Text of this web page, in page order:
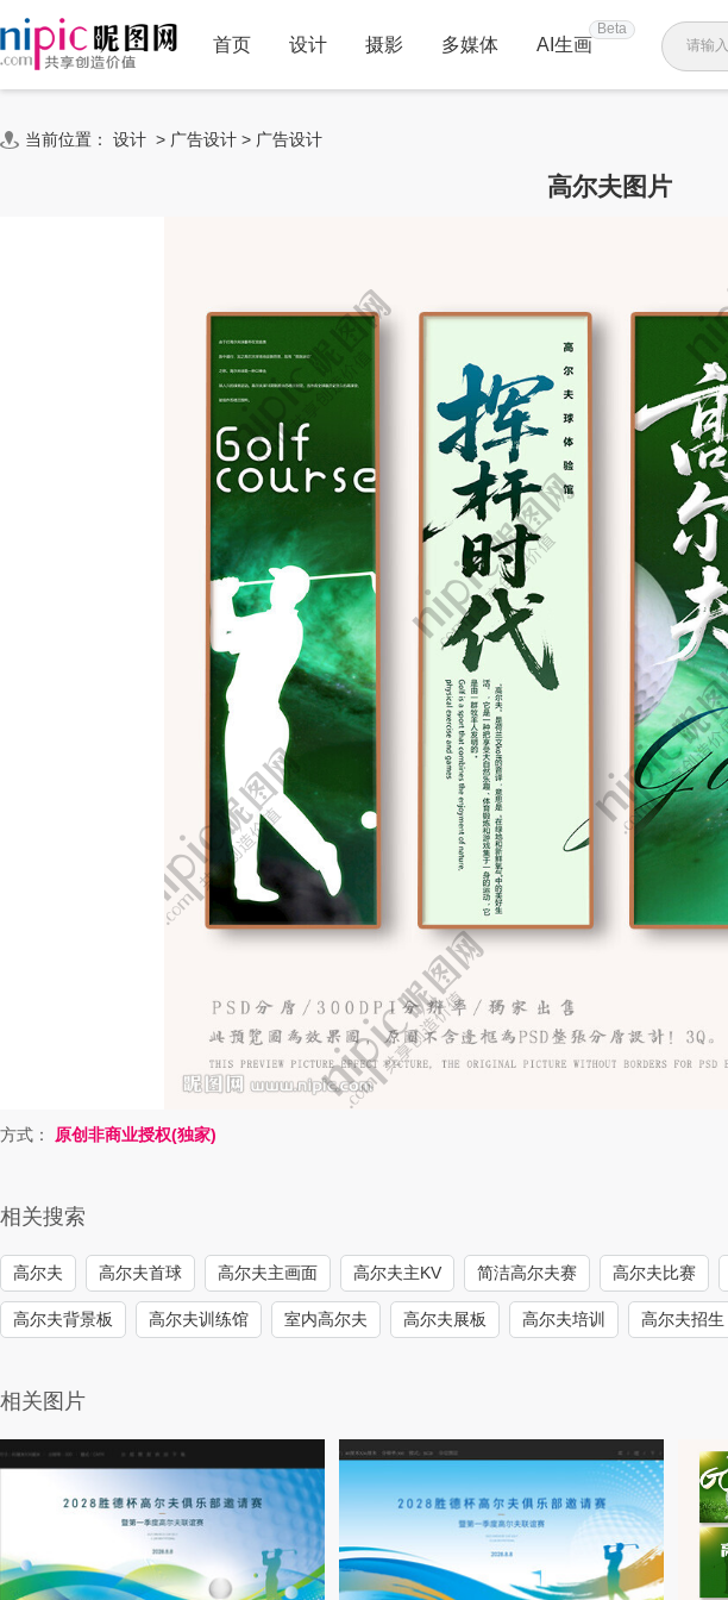
首页 设计 摄影 多媒体 AI生画
Beta
请输入
当前位置： 设计 > 广告设计 > 广告设计
高尔夫图片
方式： 原创非商业授权(独家)
相关搜索
高尔夫 高尔夫首球 高尔夫主画面 高尔夫主KV 简洁高尔夫赛 高尔夫比赛
高尔夫背景板 高尔夫训练馆 室内高尔夫 高尔夫展板 高尔夫培训 高尔夫招生
相关图片